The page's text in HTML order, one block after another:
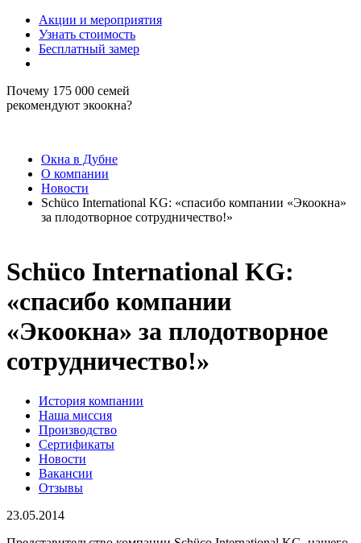
Акции и мероприятия
Узнать стоимость
Бесплатный замер
Почему 175 000 семей
рекомендуют экоокна?
Окна в Дубне
О компании
Новости
Schüco International KG: «спасибо компании «Экоокна»
за плодотворное сотрудничество!»
Schüco International KG:
«спасибо компании
«Экоокна» за плодотворное
сотрудничество!»
История компании
Наша миссия
Производство
Сертификаты
Новости
Вакансии
Отзывы
23.05.2014